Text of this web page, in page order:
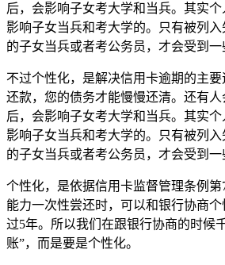
后，会影响子女考大学和当兵。其实
影响子女当兵和考大学的。只有被列入
的子女当兵或者考公务员，才会受到一
不过个性化，是解决信用卡逾期的主
还款，您的债务才能慢慢还清。还有
后，会影响子女考大学和当兵。其实
影响子女当兵和考大学的。只有被列入
的子女当兵或者考公务员，才会受到一
个性化，是依据信用卡监督管理条例
能力一次性尝还时，可以和银行协商
过5年。所以我们在跟银行协商的时候
账”，而是要是个性化。